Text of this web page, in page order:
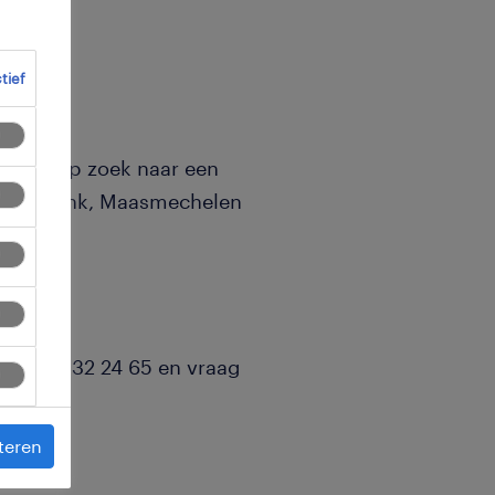
is op zoek naar een
Genk, Maasmechelen
089 32 24 65 en vraag